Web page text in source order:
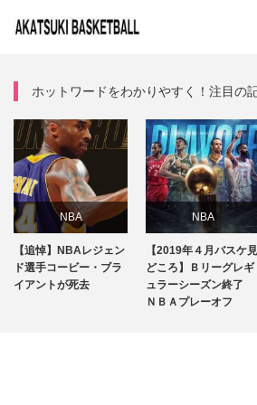
ホットワードをわかりやすく！注目の
NBA
話題
【追悼】NBAレジェン
ド選手コービー・ブラ
イアントが死去
NBA
専門用語
話題
【2019年４月バスケ見
どころ】Ｂリーグレギ
ュラーシーズン終了
ＮＢＡプレーオフ